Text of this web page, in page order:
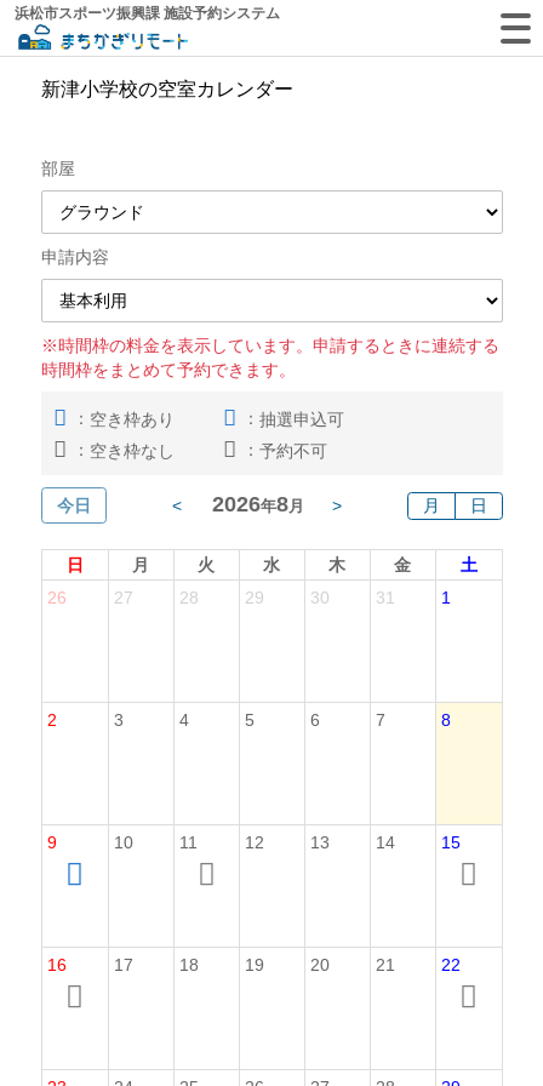
浜松市スポーツ振興課 施設予約システム
新津小学校の空室カレンダー
部屋
申請内容
※時間枠の料金を表示しています。申請するときに連続する
時間枠をまとめて予約できます。
： 空き枠あり ： 抽選申込可
： 空き枠なし ： 予約不可
今日 < 2026年8 月 > 月 日
日 月 火 水 木 金
土
26
27 28 29 30 31 1
2 3 4 5 6 7 8
9 10 11 12 13 14 15
16 17 18 19 20 21 22